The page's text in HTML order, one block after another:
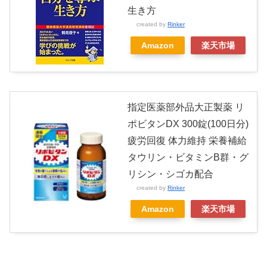
生き方
created by Rinker
Amazon 楽天市場
指定医薬部外品大正製薬 リ
ポビタンDX 300錠(100日分)
疲労回復 体力維持 栄養補給
タウリン・ビタミンB群・グ
リシン・シゴカ配合
created by Rinker
Amazon 楽天市場